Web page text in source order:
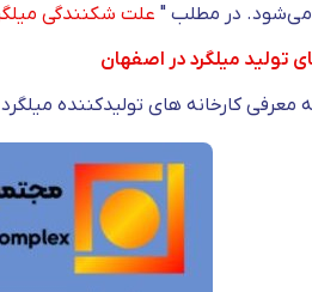
در مطلب " علت شکنندگی
تولید میلگرد در اصفهان
معرفی کارخانه های تولیدکننده